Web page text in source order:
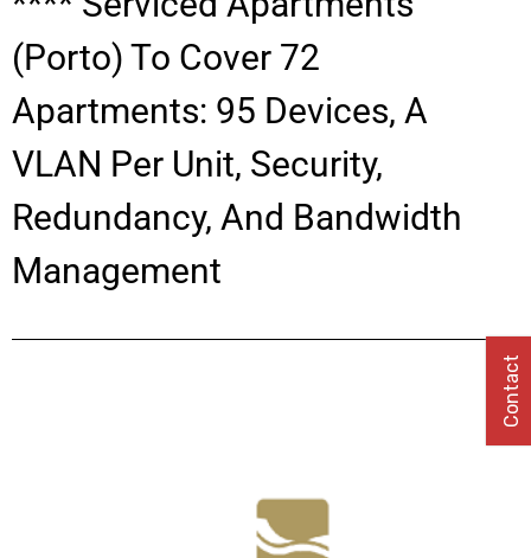
(Porto) To Cover 72
Apartments: 95 Devices, A
VLAN Per Unit, Security,
Redundancy, And Bandwidth
Management
Contact